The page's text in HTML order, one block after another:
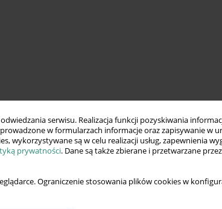
serwisu. Realizacja funkcji pozyskiwania
w formularzach informacje oraz zapisywanie w
wykorzystywane są w celu realizacji usług, zapewnienia
prywatności. Dane są także zbierane i przetwarzane
Ograniczenie stosowania plików cookies w